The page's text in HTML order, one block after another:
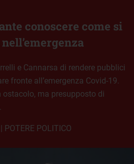
conoscere come si
e Cannarsa di rendere pubblici
fronte all’emergenza Covid-19.
ostacolo, ma presupposto di
| POTERE POLITICO